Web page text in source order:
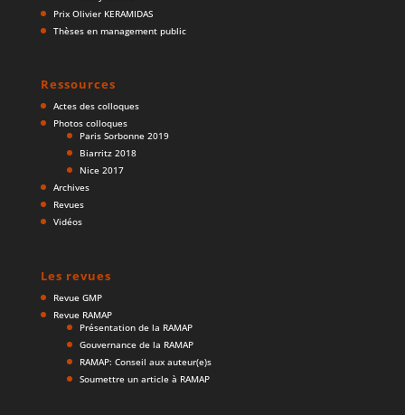
Prix Olivier KERAMIDAS
Thèses en management public
Ressources
Actes des colloques
Photos colloques
Paris Sorbonne 2019
Biarritz 2018
Nice 2017
Archives
Revues
Vidéos
Les revues
Revue GMP
Revue RAMAP
Présentation de la RAMAP
Gouvernance de la RAMAP
RAMAP: Conseil aux auteur(e)s
Soumettre un article à RAMAP